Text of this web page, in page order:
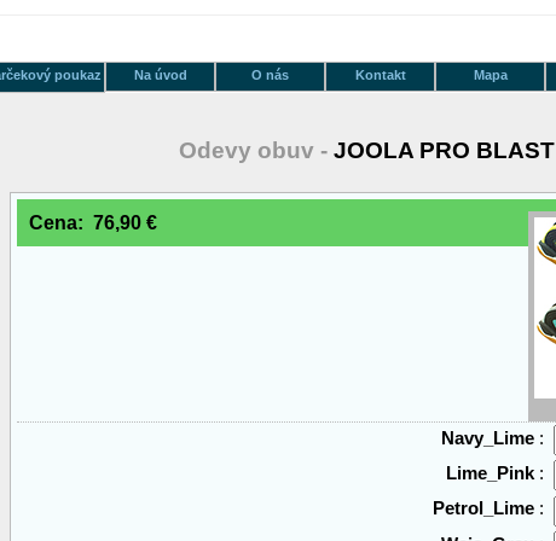
Mapa
Kontakt
O nás
Na úvod
poukaz
Odevy obuv - JOOLA PRO BLAST
Cena: 76,90 €
Navy_Lime :
Lime_Pink :
Petrol_Lime :